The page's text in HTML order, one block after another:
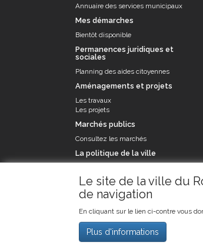
Le site de la ville du
de navigation
En cliquant sur le lien ci-contre vous
Plus d'informations
Annuaire des services municipaux
Mes démarches
Bientôt disponible
Permanences juridiques et
sociales
Planning des aides citoyennes
Aménagements et projets
Les travaux
Les projets
Marchés publics
Consultez les marchés
La politique de la ville